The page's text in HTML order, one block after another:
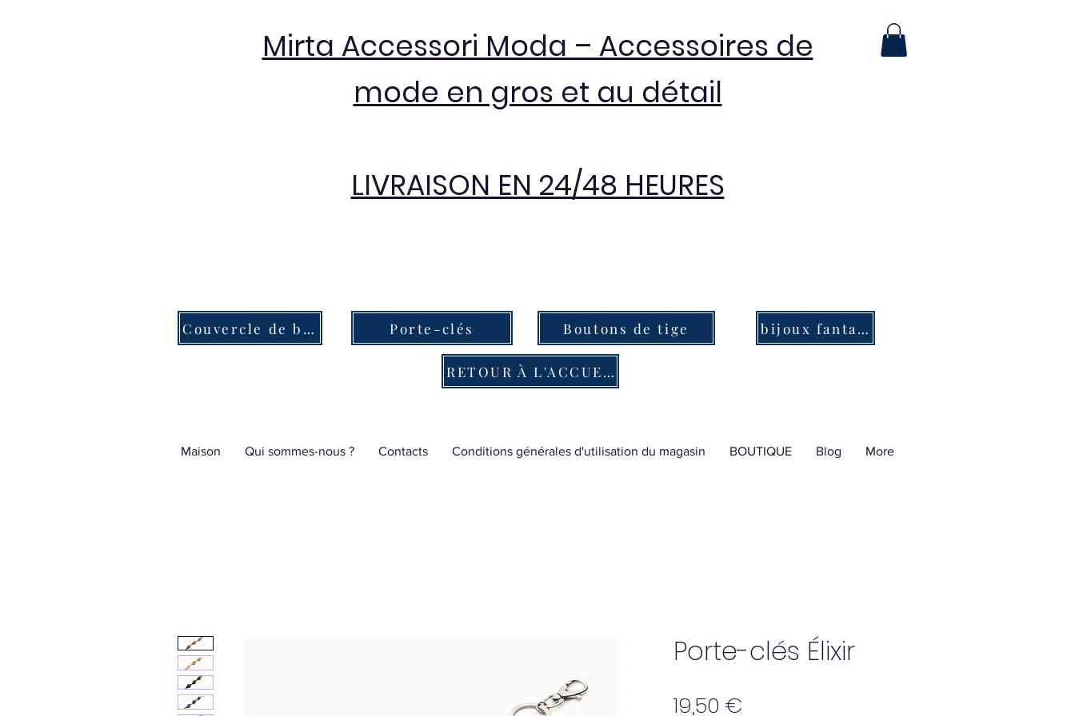
Mirta Accessori Moda – Accessoires de
mode en gros et au détail
LIVRAISON EN 24/48 HEURES
Couvercle de bouton Porte-clés Boutons de tige bijoux fantaisie
RETOUR À L'ACCUEIL
Maison Qui sommes-nous ? Contacts Conditions générales d'utilisation du magasin BOUTIQUE Blog More
Porte-clés Élixir
19,50 €